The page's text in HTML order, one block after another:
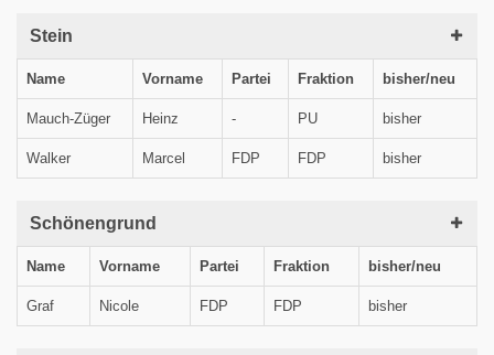
Stein
Name Vorname Partei Fraktion bisher/neu
Mauch-Züger Heinz - PU bisher
Walker Marcel FDP FDP bisher
Schönengrund
Name Vorname Partei Fraktion bisher/neu
Graf Nicole FDP FDP bisher